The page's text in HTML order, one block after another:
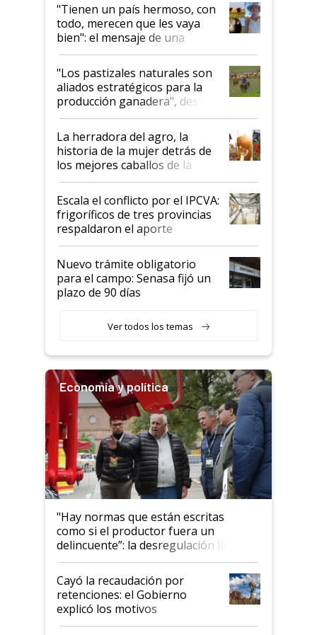
"Tienen un país hermoso, con
todo, merecen que les vaya
bien": el mensaje de una
ganadera uruguaya sobre las
oportunidades que se abren
para el agro en Argentina, con
foco en la carne
"Los pastizales naturales son
aliados estratégicos para la
producción ganadera", destaca
la iniciativa que ya reúne a 46
establecimientos en Argentina
La herradora del agro, la
historia de la mujer detrás de
los mejores caballos de la
Argentina y los mitos que
todavía hacen sufrir a estos
animales: "Mientras me
descalificaban, yo seguí
haciendo currículum"
Escala el conflicto por el IPCVA:
frigoríficos de tres provincias
respaldaron el aporte
obligatorio
Nuevo trámite obligatorio
para el campo: Senasa fijó un
plazo de 90 días
Ver todos los temas
Economía y política
"Hay normas que están escritas
como si el productor fuera un
delincuente”: la desregulación llegó
al Congreso Aapresid y hasta se
habló del financiamiento al IPCVA
Cayó la recaudación por
retenciones: el Gobierno
explicó los motivos